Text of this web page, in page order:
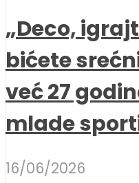
„Deco,
bićete
već 27
mlade
16/06/2026